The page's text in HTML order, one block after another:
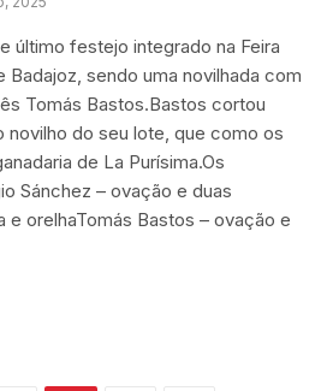
último festejo integrado na Feira
Badajoz, sendo uma novilhada com
Tomás Bastos.Bastos cortou
novilho do seu lote, que como os
de La Purísima.Os
Sánchez – ovação e duas
e orelhaTomás Bastos – ovação e